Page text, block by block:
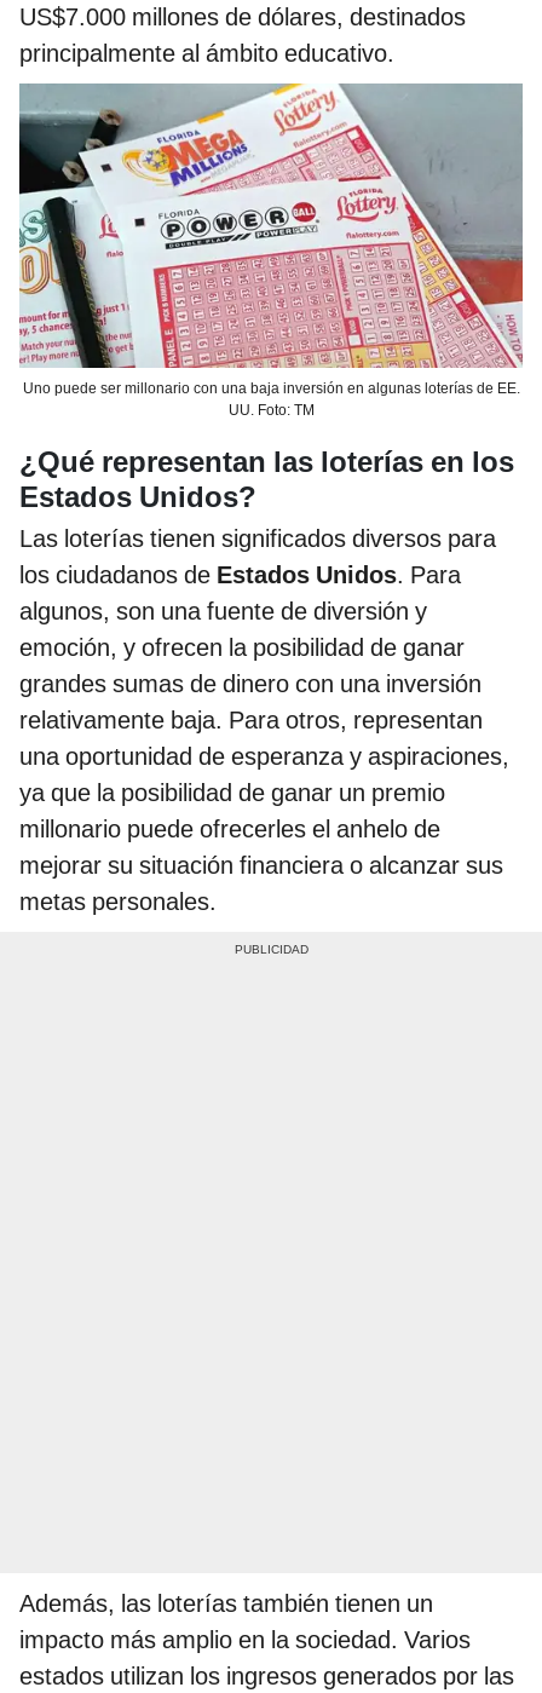
US$7.000 millones de dólares, destinados
principalmente al ámbito educativo.
Uno puede ser millonario con una baja inversión en algunas loterías de EE.
UU. Foto: TM
¿Qué representan las loterías en los
Estados Unidos?
Las loterías tienen significados diversos para
los ciudadanos de Estados Unidos. Para
algunos, son una fuente de diversión y
emoción, y ofrecen la posibilidad de ganar
grandes sumas de dinero con una inversión
relativamente baja. Para otros, representan
una oportunidad de esperanza y aspiraciones,
ya que la posibilidad de ganar un premio
millonario puede ofrecerles el anhelo de
mejorar su situación financiera o alcanzar sus
metas personales.
Además, las loterías también tienen un
impacto más amplio en la sociedad. Varios
estados utilizan los ingresos generados por las